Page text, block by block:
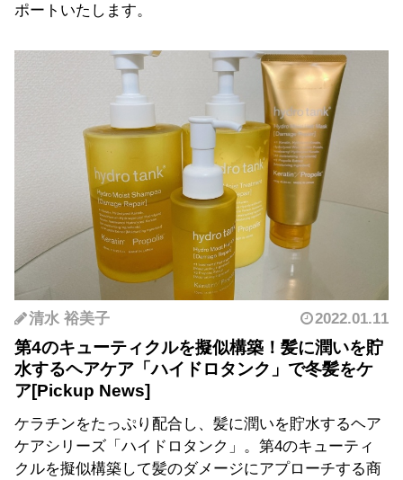
ポートいたします。
清水 裕美子 2022.01.11
第4のキューティクルを擬似構築！髪に潤いを貯
水するヘアケア「ハイドロタンク」で冬髪をケ
ア
ケラチンをたっぷり配合し、髪に潤いを貯水するヘア
ケアシリーズ「ハイドロタンク」。第4のキューティ
クルを擬似構築して髪のダメージにアプローチする商